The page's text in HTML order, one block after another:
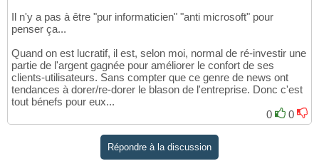
Il n'y a pas à être "pur informaticien" "anti microsoft" pour
penser ça...
Quand on est lucratif, il est, selon moi, normal de ré-investir une
partie de l'argent gagnée pour améliorer le confort de ses
clients-utilisateurs. Sans compter que ce genre de news ont
tendances à dorer/re-dorer le blason de l'entreprise. Donc c'est
tout bénefs pour eux...
0
0
Répondre à la discussion